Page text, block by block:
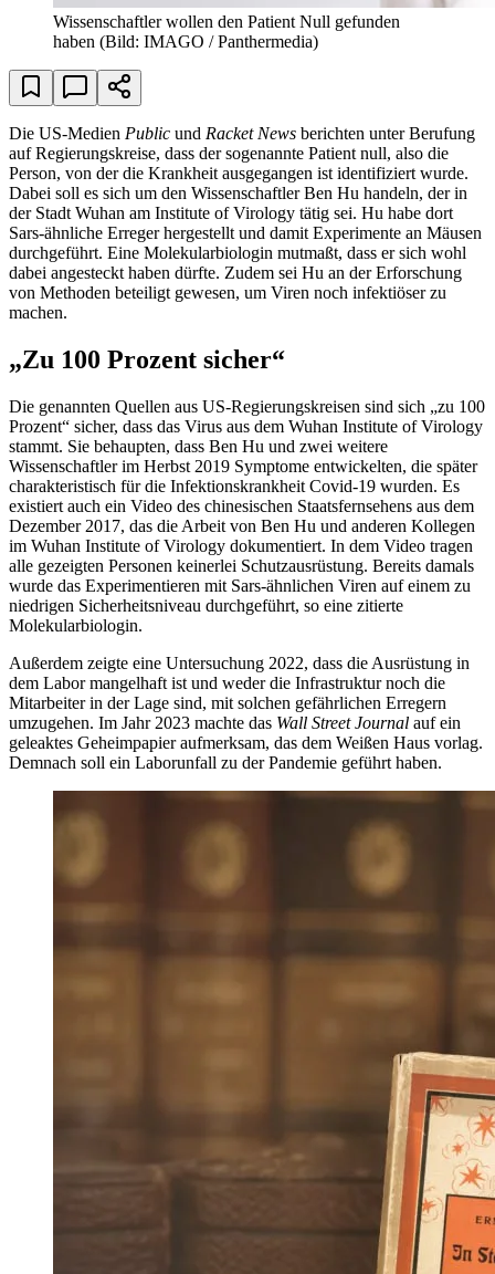
Wissenschaftler wollen den Patient Null gefunden
haben (Bild: IMAGO / Panthermedia)
Die US-Medien Public und Racket News berichten unter Berufung
auf Regierungskreise, dass der sogenannte Patient null, also die
Person, von der die Krankheit ausgegangen ist identifiziert wurde.
Dabei soll es sich um den Wissenschaftler Ben Hu handeln, der in
der Stadt Wuhan am Institute of Virology tätig sei. Hu habe dort
Sars-ähnliche Erreger hergestellt und damit Experimente an Mäusen
durchgeführt. Eine Molekularbiologin mutmaßt, dass er sich wohl
dabei angesteckt haben dürfte. Zudem sei Hu an der Erforschung
von Methoden beteiligt gewesen, um Viren noch infektiöser zu
machen.
„Zu 100 Prozent sicher“
Die genannten Quellen aus US-Regierungskreisen sind sich „zu 100
Prozent“ sicher, dass das Virus aus dem Wuhan Institute of Virology
stammt. Sie behaupten, dass Ben Hu und zwei weitere
Wissenschaftler im Herbst 2019 Symptome entwickelten, die später
charakteristisch für die Infektionskrankheit Covid-19 wurden. Es
existiert auch ein Video des chinesischen Staatsfernsehens aus dem
Dezember 2017, das die Arbeit von Ben Hu und anderen Kollegen
im Wuhan Institute of Virology dokumentiert. In dem Video tragen
alle gezeigten Personen keinerlei Schutzausrüstung. Bereits damals
wurde das Experimentieren mit Sars-ähnlichen Viren auf einem zu
niedrigen Sicherheitsniveau durchgeführt, so eine zitierte
Molekularbiologin.
Außerdem zeigte eine Untersuchung 2022, dass die Ausrüstung in
dem Labor mangelhaft ist und weder die Infrastruktur noch die
Mitarbeiter in der Lage sind, mit solchen gefährlichen Erregern
umzugehen. Im Jahr 2023 machte das Wall Street Journal auf ein
geleaktes Geheimpapier aufmerksam, das dem Weißen Haus vorlag.
Demnach soll ein Laborunfall zu der Pandemie geführt haben.